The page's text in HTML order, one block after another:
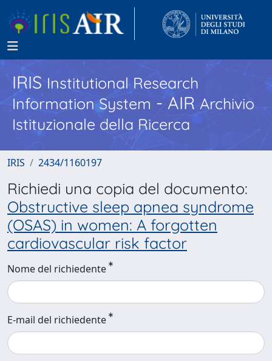
IRISInstitutional Research
Information System - AIR Archivio
Istituzionale della Ricerca
IRIS 2434/1160197
Richiedi una copia del documento:
Obstructive sleep apnea syndrome
(OSAS) in women: A forgotten
cardiovascular risk factor
Nome del richiedente
E-mail del richiedente